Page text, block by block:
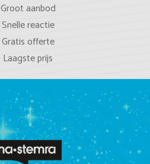
Groot aanbod
Snelle reactie
Gratis offerte
Laagste prijs